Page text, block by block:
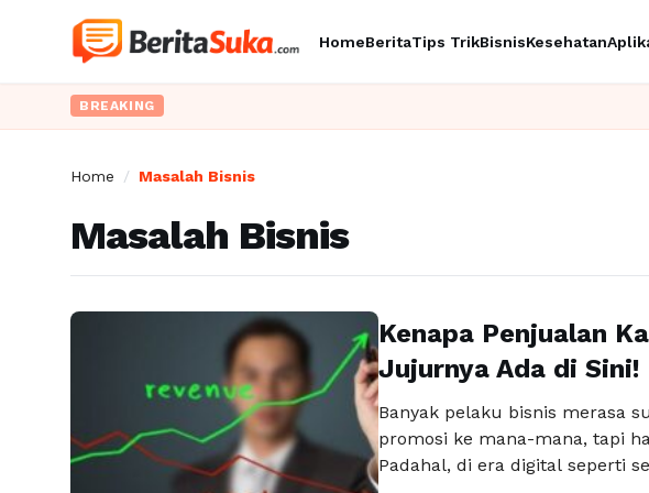
HomeBeritaTips TrikBisnisKesehatan
BREAKING
Home / Masalah Bisnis
Masalah Bisnis
Kenapa Penjualan
Jujurnya Ada di Sini!
Banyak pelaku bisnis merasa
promosi ke mana-mana, tapi
Padahal, di era digital seperti